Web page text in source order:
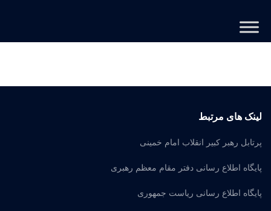
لینک های مرتبط
پرتابل رهبر کبیر انقلاب امام خمینی
پایگاه اطلاع رسانی دفتر مقام معظم رهبری
پایگاه اطلاع رسانی ریاست جمهوری